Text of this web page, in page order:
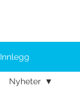
Innlegg
Nyheter